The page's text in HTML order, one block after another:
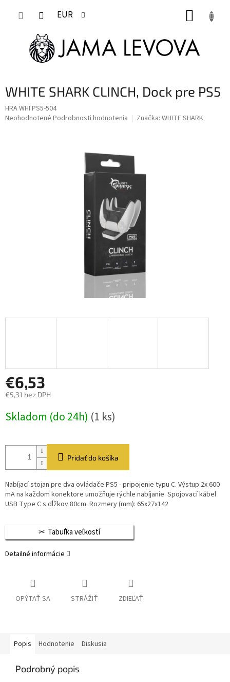
EUR
WHITE SHARK CLINCH, Dock pre PS5
HRA WHI PS5-504
Priemerné
Neohodnotené Podrobnosti hodnotenia Značka: WHITE SHARK
€6,53
€5,31 bez DPH
cena:
Skladom (do 24h) (1 ks)
Pridať do košíka
Nabíjací stojan pre dva ovládače PS5 - pripojenie typu C. Výstup 2x 600
mA na každom konektore umožňuje rýchle nabíjanie. Spojovací kábel
USB Type C s dĺžkov 80cm. Rozmery (mm): 65x27x142
Tabuľka veľkostí
Detailné informácie
OPÝTAŤ SA STRÁŽIŤ ZDIEĽAŤ
Popis Hodnotenie Diskusia
Podrobný popis